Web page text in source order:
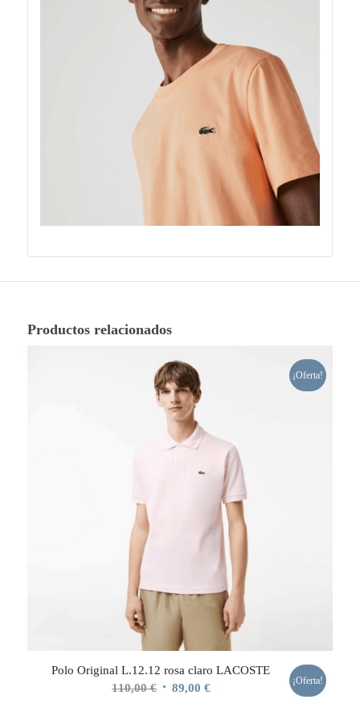
Productos relacionados
¡Oferta!
Polo Original L.12.12 rosa claro LACOSTE
110,00€ El 89,00 €El
¡Oferta!